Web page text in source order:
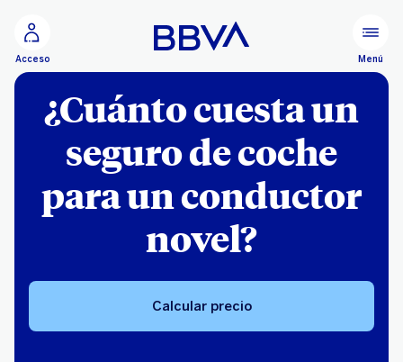
Acceso Menú
¿Cuánto cuesta un
seguro de coche
para un conductor
novel?
Calcular precio